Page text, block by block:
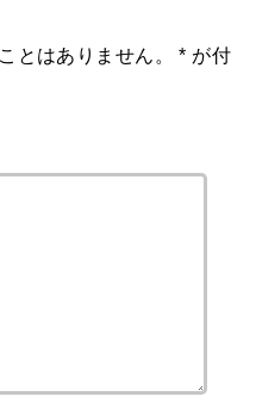
とはありません。 * が付